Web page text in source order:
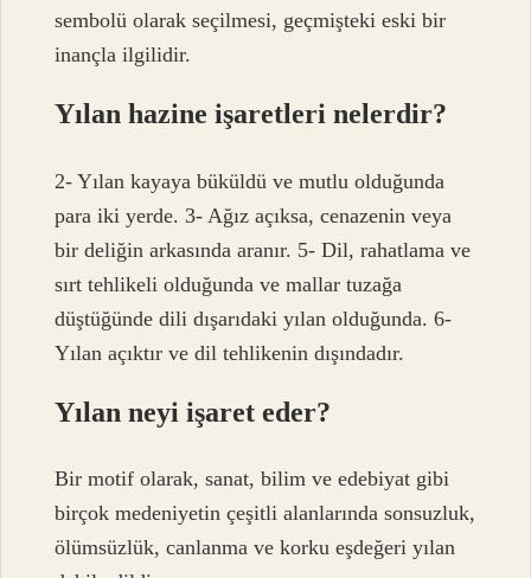
sembolü olarak seçilmesi, geçmişteki eski bir
inançla ilgilidir.
Yılan hazine işaretleri nelerdir?
2- Yılan kayaya büküldü ve mutlu olduğunda
para iki yerde. 3- Ağız açıksa, cenazenin veya
bir deliğin arkasında aranır. 5- Dil, rahatlama ve
sırt tehlikeli olduğunda ve mallar tuzağa
düştüğünde dili dışarıdaki yılan olduğunda. 6-
Yılan açıktır ve dil tehlikenin dışındadır.
Yılan neyi işaret eder?
Bir motif olarak, sanat, bilim ve edebiyat gibi
birçok medeniyetin çeşitli alanlarında sonsuzluk,
ölümsüzlük, canlanma ve korku eşdeğeri yılan